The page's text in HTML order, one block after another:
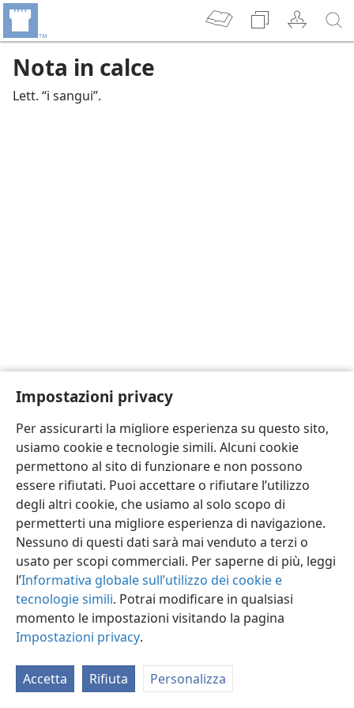
Impostazioni privacy
Per assicurarti la migliore esperienza su questo sito,
usiamo cookie e tecnologie simili. Alcuni cookie
permettono al sito di funzionare e non possono
essere rifiutati. Puoi accettare o rifiutare l’utilizzo
degli altri cookie, che usiamo al solo scopo di
permetterti una migliore esperienza di navigazione.
Nessuno di questi dati sarà mai venduto a terzi o
usato per scopi commerciali. Per saperne di più, leggi
l’Informativa globale sull’utilizzo dei cookie e
tecnologie simili. Potrai modificare in qualsiasi
momento le impostazioni visitando la pagina
Impostazioni privacy.
Accetta Rifiuta Personalizza
Nota in calce
Lett. “i sangui”.
Italiano
Copyright © 2026 Watch Tower Bible and Tract Society of Pennsylvania
JW.ORG
Accedi